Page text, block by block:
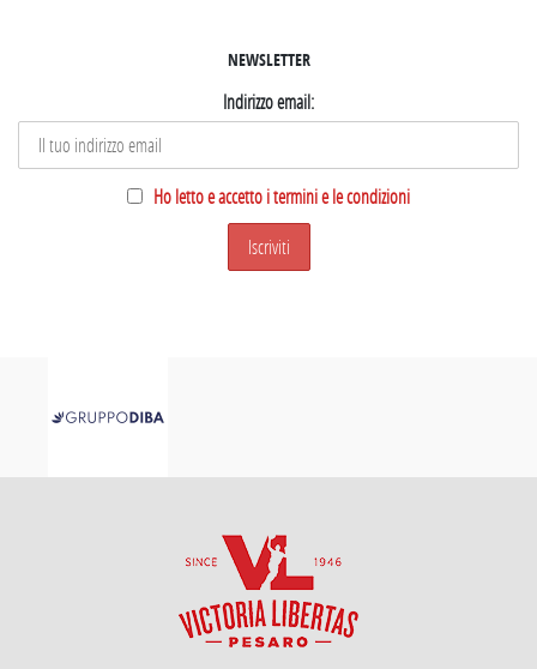
NEWSLETTER
Indirizzo email:
Ho letto e accetto i termini e le condizioni